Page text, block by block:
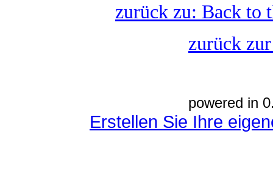
zurück zu: Back to
zurück
powered in
Erstellen Sie Ihre